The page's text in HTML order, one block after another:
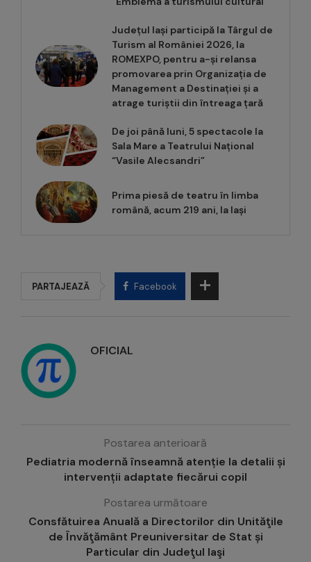
Județul Iași participă la Târgul de
Turism al României 2026, la
ROMEXPO, pentru a-și relansa
promovarea prin Organizația de
Management a Destinației și a
atrage turiștii din întreaga țară
De joi până luni, 5 spectacole la
Sala Mare a Teatrului Național
“Vasile Alecsandri”
Prima piesă de teatru în limba
română, acum 219 ani, la Iași
PARTAJEAZĂ Facebook
OFICIAL
Postarea anterioară
Pediatria modernă înseamnă atenție la detalii și
intervenții adaptate fiecărui copil
Postarea următoare
Consfătuirea Anuală a Directorilor din Unităţile
de Învăţământ Preuniversitar de Stat și
Particular din Judeţul Iaşi